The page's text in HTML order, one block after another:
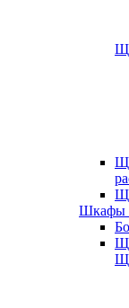
Шкафы